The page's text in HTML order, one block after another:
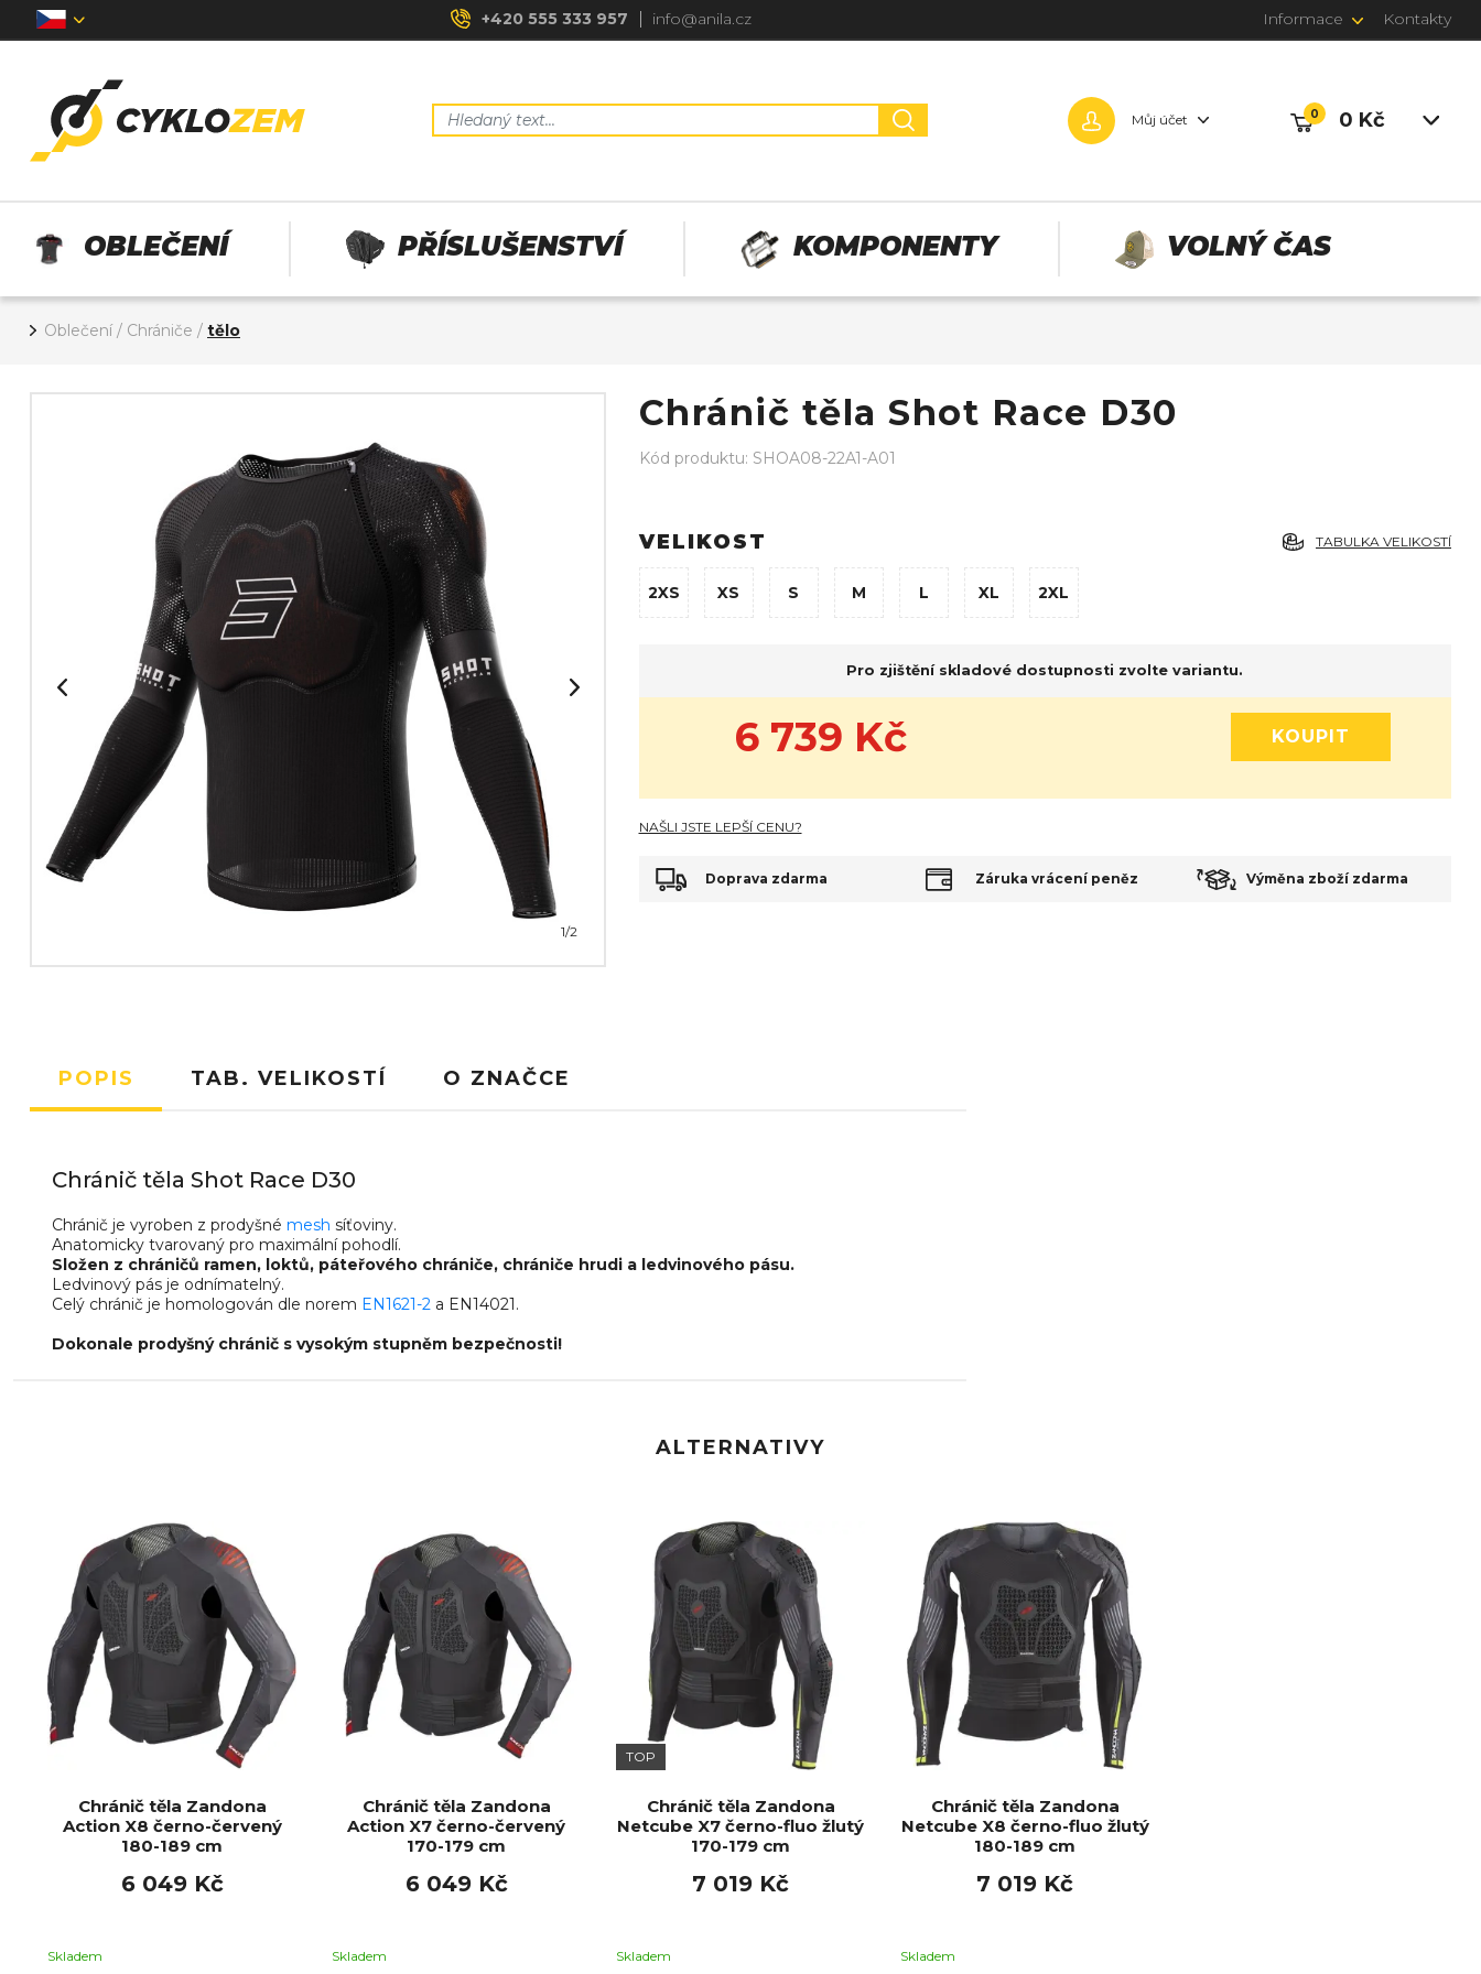
+420 555 333 957 info@anila.cz Informace Kontakty
Můj účet 0 0 Kč
OBLEČENÍ PŘÍSLUŠENSTVÍ KOMPONENTY VOLNÝ ČAS
Oblečení / Chrániče / tělo
Chránič těla Shot Race D30
Kód produktu: SHOA08-22A1-A01
1/2
VELIKOST TABULKA VELIKOSTÍ
2XS XS S M L XL 2XL
Pro zjištění skladové dostupnosti zvolte variantu.
6 739 Kč
NAŠLI JSTE LEPŠÍ CENU?
Doprava zdarma Záruka vrácení peněz Výměna zboží zdarma
POPIS TAB. VELIKOSTÍ O ZNAČCE
Chránič těla Shot Race D30
Chránič je vyroben z prodyšné mesh síťoviny.
Anatomicky tvarovaný pro maximální pohodlí.
Složen z chráničů ramen, loktů, páteřového chrániče, chrániče hrudi a ledvinového pásu.
Ledvinový pás je odnímatelný.
Celý chránič je homologován dle norem EN1621-2 a EN14021.
Dokonale prodyšný chránič s vysokým stupněm bezpečnosti!
ALTERNATIVY
Chránič těla Zandona
Action X8 černo-červený
180-189 cm
6 049 Kč
Skladem
Chránič těla Zandona
Action X7 černo-červený
170-179 cm
6 049 Kč
Skladem
TOP
Chránič těla Zandona
Netcube X7 černo-fluo žlutý
170-179 cm
7 019 Kč
Skladem
Chránič těla Zandona
Netcube X8 černo-fluo žlutý
180-189 cm
7 019 Kč
Skladem